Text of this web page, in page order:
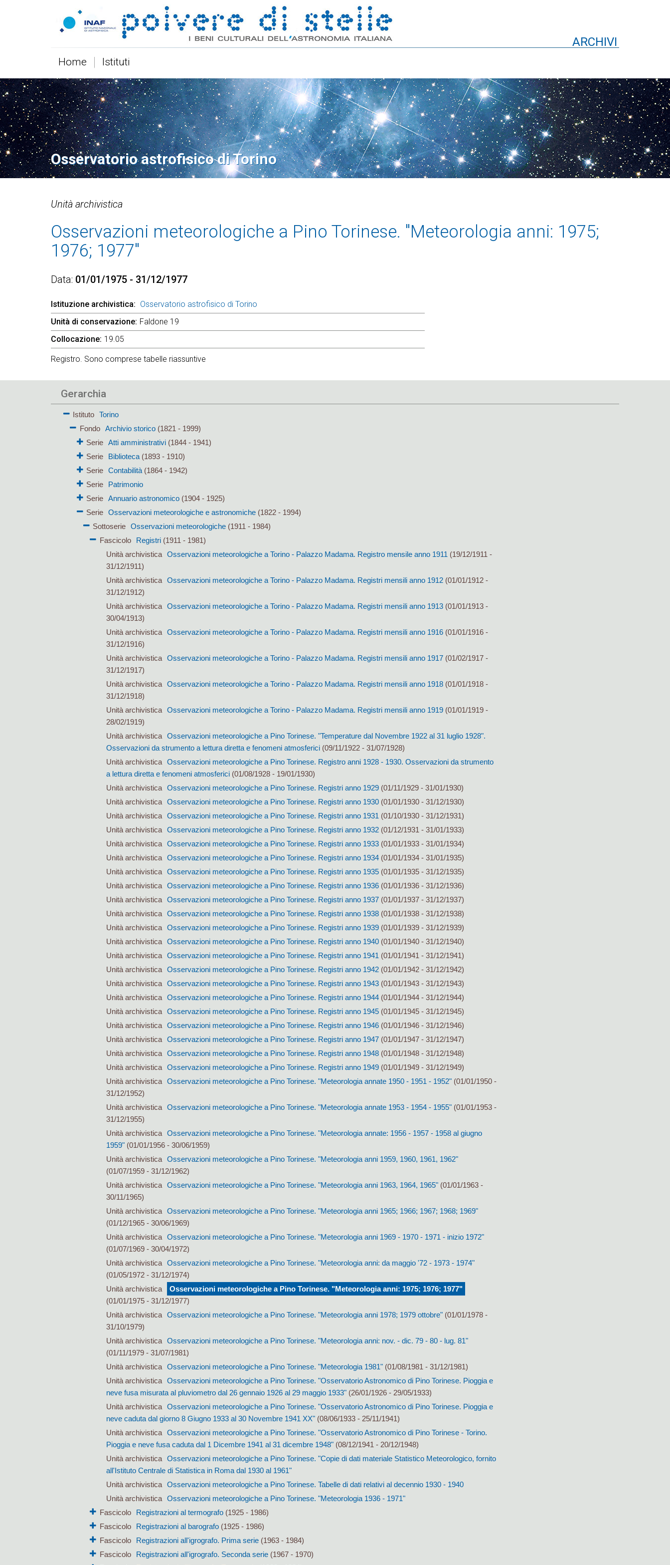
ARCHIVI
Home Istituti
Osservatorio astrofisico di Torino
Unità archivistica
Osservazioni meteorologiche a Pino Torinese. "Meteorologia anni: 1975;
1976; 1977"
Data 01/01/1975 - 31/12/1977
Istituzione archivistica
Osservatorio astrofisico di Torino
Unità di conservazione Faldone 19
Collocazione 19.05
Registro. Sono comprese tabelle riassuntive
Gerarchia
Istituto
Torino
Fondo
Archivio storico(1821 - 1999)
Serie Atti amministrativi(1844 - 1941)
Serie
Biblioteca(1893 - 1910)
Serie Contabilità(1864 - 1942)
Serie
Patrimonio
Serie Annuario astronomico(1904 - 1925)
Serie Osservazioni meteorologiche e astronomiche(1822 - 1994)
Sottoserie
Osservazioni meteorologiche (1911 - 1984)
Fascicolo
Registri(1911 - 1981)
Unità archivistica Osservazioni meteorologiche a Torino - Palazzo Madama. Registro mensile anno 1911 (19/12/1911 -
31/12/1911)
Unità archivistica Osservazioni meteorologiche a Torino - Palazzo Madama. Registri mensili anno 1912(01/01/1912 -
31/12/1912)
Unità archivistica Osservazioni meteorologiche a Torino - Palazzo Madama. Registri mensili anno 1913(01/01/1913 -
30/04/1913)
Unità archivistica Osservazioni meteorologiche a Torino - Palazzo Madama. Registri mensili anno 1916(01/01/1916 -
31/12/1916)
Unità archivistica Osservazioni meteorologiche a Torino - Palazzo Madama. Registri mensili anno 1917(01/02/1917 -
31/12/1917)
Unità archivistica Osservazioni meteorologiche a Torino - Palazzo Madama. Registri mensili anno 1918(01/01/1918 -
31/12/1918)
Unità archivistica Osservazioni meteorologiche a Torino - Palazzo Madama. Registri mensili anno 1919(01/01/1919 -
28/02/1919)
Unità archivistica Osservazioni meteorologiche a Pino Torinese. "Temperature dal Novembre 1922 al 31 luglio 1928".
Osservazioni da strumento a lettura diretta e fenomeni atmosferici(09/11/1922 - 31/07/1928)
Unità archivistica Osservazioni meteorologiche a Pino Torinese. Registro anni 1928 - 1930. Osservazioni da strumento
a lettura diretta e fenomeni atmosferici(01/08/1928 - 19/01/1930)
Unità archivistica Osservazioni meteorologiche a Pino Torinese. Registri anno 1929(01/11/1929 - 31/01/1930)
Unità archivistica Osservazioni meteorologiche a Pino Torinese. Registri anno 1930(01/01/1930 - 31/12/1930)
Unità archivistica Osservazioni meteorologiche a Pino Torinese. Registri anno 1931 (01/10/1930 - 31/12/1931)
Unità archivistica Osservazioni meteorologiche a Pino Torinese. Registri anno 1932(01/12/1931 - 31/01/1933)
Unità archivistica Osservazioni meteorologiche a Pino Torinese. Registri anno 1933(01/01/1933 - 31/01/1934)
Unità archivistica Osservazioni meteorologiche a Pino Torinese. Registri anno 1934(01/01/1934 - 31/01/1935)
Unità archivistica Osservazioni meteorologiche a Pino Torinese. Registri anno 1935(01/01/1935 - 31/12/1935)
Unità archivistica Osservazioni meteorologiche a Pino Torinese. Registri anno 1936(01/01/1936 - 31/12/1936)
Unità archivistica Osservazioni meteorologiche a Pino Torinese. Registri anno 1937(01/01/1937 - 31/12/1937)
Unità archivistica Osservazioni meteorologiche a Pino Torinese. Registri anno 1938(01/01/1938 - 31/12/1938)
Unità archivistica Osservazioni meteorologiche a Pino Torinese. Registri anno 1939(01/01/1939 - 31/12/1939)
Unità archivistica Osservazioni meteorologiche a Pino Torinese. Registri anno 1940(01/01/1940 - 31/12/1940)
Unità archivistica Osservazioni meteorologiche a Pino Torinese. Registri anno 1941 (01/01/1941 - 31/12/1941)
Unità archivistica Osservazioni meteorologiche a Pino Torinese. Registri anno 1942(01/01/1942 - 31/12/1942)
Unità archivistica Osservazioni meteorologiche a Pino Torinese. Registri anno 1943(01/01/1943 - 31/12/1943)
Unità archivistica Osservazioni meteorologiche a Pino Torinese. Registri anno 1944(01/01/1944 - 31/12/1944)
Unità archivistica Osservazioni meteorologiche a Pino Torinese. Registri anno 1945(01/01/1945 - 31/12/1945)
Unità archivistica Osservazioni meteorologiche a Pino Torinese. Registri anno 1946(01/01/1946 - 31/12/1946)
Unità archivistica Osservazioni meteorologiche a Pino Torinese. Registri anno 1947(01/01/1947 - 31/12/1947)
Unità archivistica Osservazioni meteorologiche a Pino Torinese. Registri anno 1948(01/01/1948 - 31/12/1948)
Unità archivistica Osservazioni meteorologiche a Pino Torinese. Registri anno 1949(01/01/1949 - 31/12/1949)
Unità archivistica Osservazioni meteorologiche a Pino Torinese. "Meteorologia annate 1950 - 1951 - 1952"(01/01/1950 -
31/12/1952)
Unità archivistica Osservazioni meteorologiche a Pino Torinese. "Meteorologia annate 1953 - 1954 - 1955"(01/01/1953 -
31/12/1955)
Unità archivistica Osservazioni meteorologiche a Pino Torinese. "Meteorologia annate: 1956 - 1957 - 1958 al giugno
1959"(01/01/1956 - 30/06/1959)
Unità archivistica Osservazioni meteorologiche a Pino Torinese. "Meteorologia anni 1959, 1960, 1961, 1962"
(01/07/1959 - 31/12/1962)
Unità archivistica Osservazioni meteorologiche a Pino Torinese. "Meteorologia anni 1963, 1964, 1965"(01/01/1963 -
30/11/1965)
Unità archivistica Osservazioni meteorologiche a Pino Torinese. "Meteorologia anni 1965; 1966; 1967; 1968; 1969"
(01/12/1965 - 30/06/1969)
Unità archivistica Osservazioni meteorologiche a Pino Torinese. "Meteorologia anni 1969 - 1970 - 1971 - inizio 1972"
(01/07/1969 - 30/04/1972)
Unità archivistica Osservazioni meteorologiche a Pino Torinese. "Meteorologia anni: da maggio '72 - 1973 - 1974"
(01/05/1972 - 31/12/1974)
Unità archivistica
Osservazioni meteorologiche a Pino Torinese. "Meteorologia anni: 1975; 1976; 1977"
(01/01/1975 - 31/12/1977)
Unità archivistica Osservazioni meteorologiche a Pino Torinese. "Meteorologia anni 1978; 1979 ottobre"(01/01/1978 -
31/10/1979)
Unità archivistica Osservazioni meteorologiche a Pino Torinese. "Meteorologia anni: nov. - dic. 79 - 80 - lug. 81"
(01/11/1979 - 31/07/1981)
Unità archivistica Osservazioni meteorologiche a Pino Torinese. "Meteorologia 1981"(01/08/1981 - 31/12/1981)
Unità archivistica Osservazioni meteorologiche a Pino Torinese. "Osservatorio Astronomico di Pino Torinese. Pioggia e
neve fusa misurata al pluviometro dal 26 gennaio 1926 al 29 maggio 1933"(26/01/1926 - 29/05/1933)
Unità archivistica Osservazioni meteorologiche a Pino Torinese. "Osservatorio Astronomico di Pino Torinese. Pioggia e
neve caduta dal giorno 8 Giugno 1933 al 30 Novembre 1941 XX"(08/06/1933 - 25/11/1941)
Unità archivistica Osservazioni meteorologiche a Pino Torinese. "Osservatorio Astronomico di Pino Torinese - Torino.
Pioggia e neve fusa caduta dal 1 Dicembre 1941 al 31 dicembre 1948"(08/12/1941 - 20/12/1948)
Unità archivistica Osservazioni meteorologiche a Pino Torinese. "Copie di dati materiale Statistico Meteorologico, fornito
all'Istituto Centrale di Statistica in Roma dal 1930 al 1961"
Unità archivistica Osservazioni meteorologiche a Pino Torinese. Tabelle di dati relativi al decennio 1930 - 1940
Unità archivistica Osservazioni meteorologiche a Pino Torinese. "Meteorologia 1936 - 1971"
Fascicolo
Registrazioni al termografo(1925 - 1986)
Fascicolo
Registrazioni al barografo(1925 - 1986)
Fascicolo
Registrazioni all'igrografo. Prima serie(1963 - 1984)
Fascicolo
Registrazioni all'igrografo. Seconda serie(1967 - 1970)